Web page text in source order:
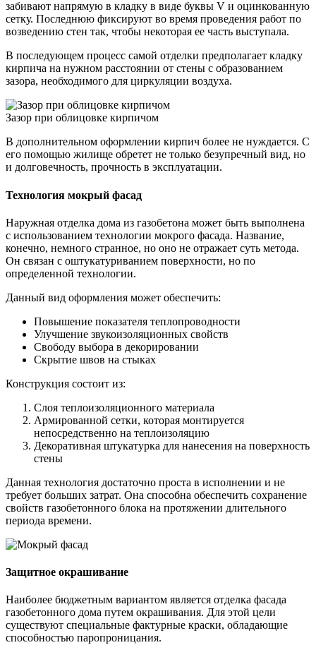
забивают напрямую в кладку в виде буквы V и оцинкованную
сетку. Последнюю фиксируют во время проведения работ по
возведению стен так, чтобы некоторая ее часть выступала.
В последующем процесс самой отделки предполагает кладку
кирпича на нужном расстоянии от стены с образованием
зазора, необходимого для циркуляции воздуха.
Зазор при облицовке кирпичом
В дополнительном оформлении кирпич более не нуждается. С
его помощью жилище обретет не только безупречный вид, но
и долговечность, прочность в эксплуатации.
Технология мокрый фасад
Наружная отделка дома из газобетона может быть выполнена
с использованием технологии мокрого фасада. Название,
конечно, немного странное, но оно не отражает суть метода.
Он связан с оштукатуриванием поверхности, но по
определенной технологии.
Данный вид оформления может обеспечить:
Повышение показателя теплопроводности
Улучшение звукоизоляционных свойств
Свободу выбора в декорировании
Скрытие швов на стыках
Конструкция состоит из:
Слоя теплоизоляционного материала
Армированной сетки, которая монтируется
непосредственно на теплоизоляцию
Декоративная штукатурка для нанесения на поверхность
стены
Данная технология достаточно проста в исполнении и не
требует больших затрат. Она способна обеспечить сохранение
свойств газобетонного блока на протяжении длительного
периода времени.
Защитное окрашивание
Наиболее бюджетным вариантом является отделка фасада
газобетонного дома путем окрашивания. Для этой цели
существуют специальные фактурные краски, обладающие
способностью паропроницания.